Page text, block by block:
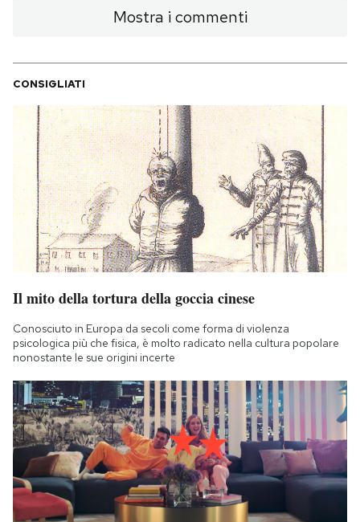
Mostra i commenti
CONSIGLIATI
Il mito della tortura della goccia cinese
Conosciuto in Europa da secoli come forma di violenza
psicologica più che fisica, è molto radicato nella cultura popolare
nonostante le sue origini incerte